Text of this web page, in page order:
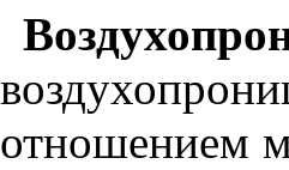
отношением